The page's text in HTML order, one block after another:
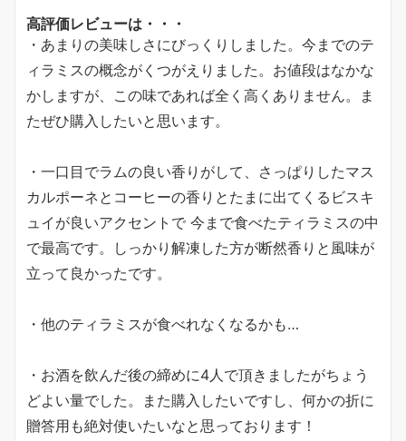
高評価レビューは・・・
・あまりの美味しさにびっくりしました。今までのテ
ィラミスの概念がくつがえりました。お値段はなかな
かしますが、この味であれば全く高くありません。ま
たぜひ購入したいと思います。
・一口目でラムの良い香りがして、さっぱりしたマス
カルポーネとコーヒーの香りとたまに出てくるビスキ
ュイが良いアクセントで 今まで食べたティラミスの中
で最高です。しっかり解凍した方が断然香りと風味が
立って良かったです。
・他のティラミスが食べれなくなるかも…
・お酒を飲んだ後の締めに4人で頂きましたがちょう
どよい量でした。また購入したいですし、何かの折に
贈答用も絶対使いたいなと思っております！